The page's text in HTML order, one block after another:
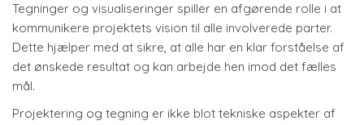
Tegninger og visualiseringer spiller en afgørende rolle i at
kommunikere projektets vision til alle involverede parter.
Dette hjælper med at sikre, at alle har en klar forståelse af
det ønskede resultat og kan arbejde hen imod det fælles
mål.
Projektering og tegning er ikke blot tekniske aspekter af